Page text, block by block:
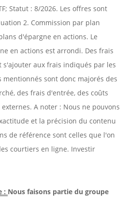
Statut : 8/2026. Les offres sont
2. Commission par plan
d'épargne en actions. Le
en actions est arrondi. Des frais
aux frais indiqués par les
mentionnés sont donc majorés des
des frais d'entrée, des coûts
A noter : Nous ne pouvons
et la précision du contenu
de référence sont celles que l'on
courtiers en ligne. Investir
: Nous faisons partie du groupe